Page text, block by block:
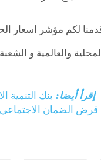
المحلية والعالمية و
إقرأ أيضا: بنك
قرض الضمان